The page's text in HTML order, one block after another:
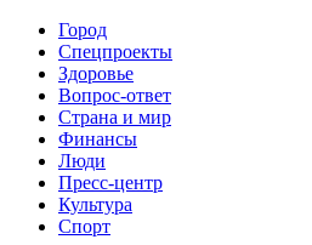
Город
Спецпроекты
Здоровье
Вопрос-ответ
Страна и мир
Финансы
Люди
Пресс-центр
Культура
Спорт